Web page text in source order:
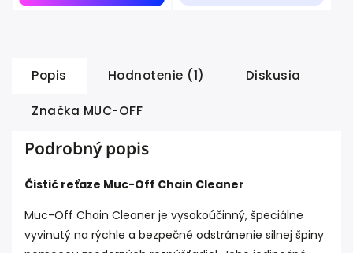
Popis Hodnotenie (1) Diskusia
Značka MUC-OFF
Podrobný popis
Čistič reťaze Muc-Off Chain Cleaner
Muc-Off Chain Cleaner je vysokoúčinný, špeciálne
vyvinutý na rýchle a bezpečné odstránenie silnej špiny